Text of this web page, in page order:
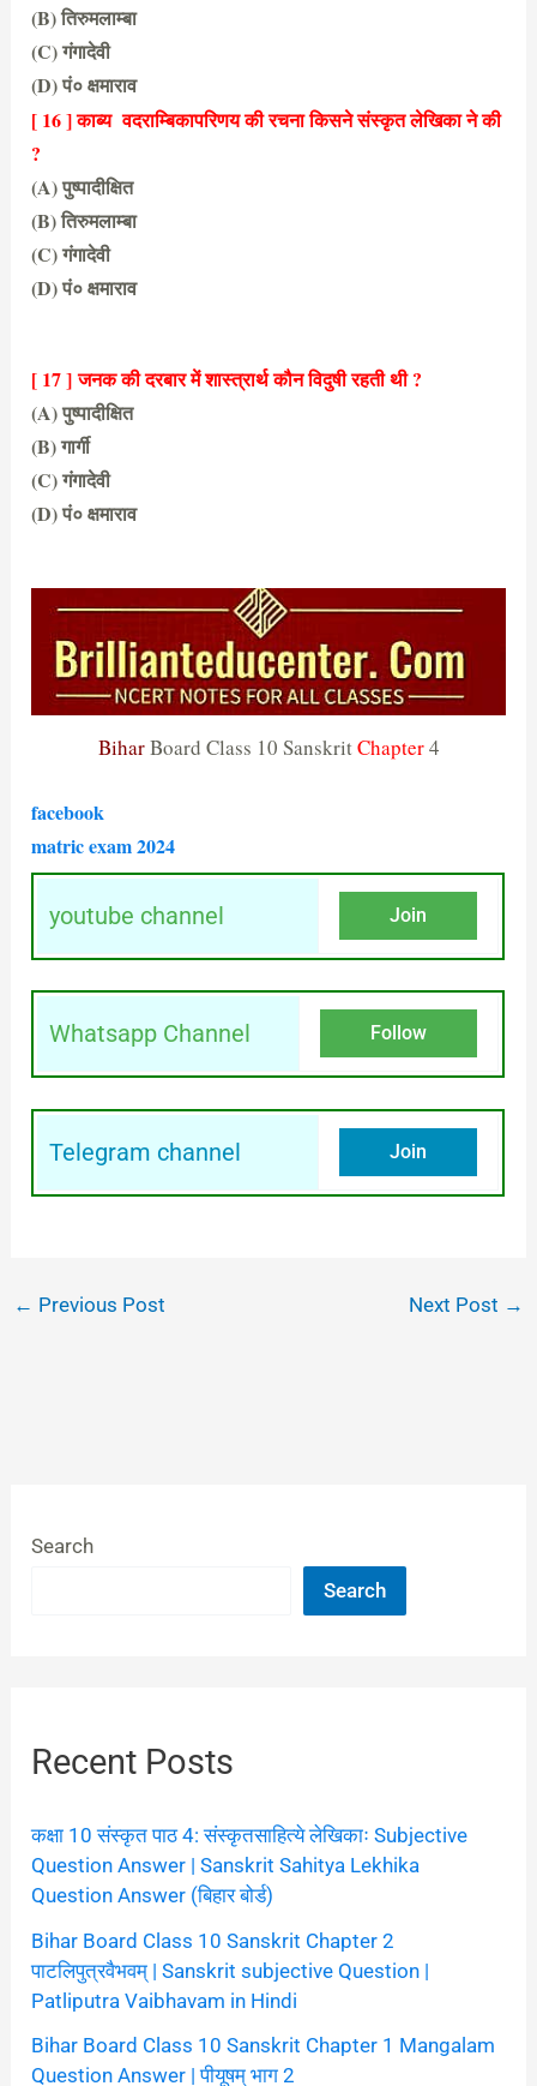
(B) तिरुमलाम्बा
(C) गंगादेवी
(D) पं० क्षमाराव
(C) गंगादेवी
[ 16 ] काब्य वदराम्बिकापरिणय की रचना किसने संस्कृत लेखिका ने की
?
(A) पुष्पादीक्षित
(B) तिरुमलाम्बा
(C) गंगादेवी
(D) पं० क्षमाराव
[ 17 ]जनक की दरबार में शास्त्रार्थ कौन विदुषी रहती थी ?
(A) पुष्पादीक्षित
(B) गार्गी
(C) गंगादेवी
(D) पं० क्षमाराव
BiharBoard Class 10 SanskritChapter4
facebook
matricexam 2024
youtube channel Join
Whatsapp Channel Follow
Telegram channel Join
← Previous Post Next Post →
Search
Search
Recent Posts
कक्षा 10 संस्कृत पाठ 4: संस्कृतसाहित्ये लेखिकाः Subjective
Question Answer | Sanskrit Sahitya Lekhika
Question Answer (बिहार बोर्ड)
Bihar Board Class 10 Sanskrit Chapter 2
पाटलिपुत्रवैभवम् | Sanskrit subjective Question |
Patliputra Vaibhavam in Hindi
Bihar Board Class 10 Sanskrit Chapter 1 Mangalam
Question Answer | पीयूषम् भाग 2